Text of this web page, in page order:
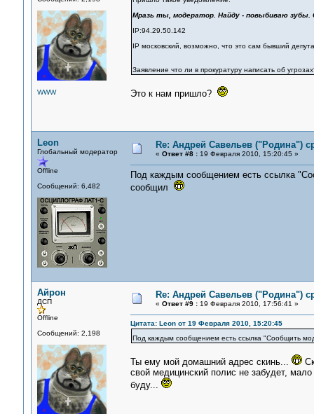
WWW
Мразь ты, модератор. Найду - повыбиваю зубы.
IP:94.29.50.142
IP московский, возможно, что это сам бывший
Заявление что ли в прокуратуру написать об
Это к нам пришло?
Leon
Глобальный модератор
Offline
Сообщений: 6,482
Re: Андрей Савельев ("Родина")
« Ответ #8 :19 Февраля 2010, 15:20:45 »
Под каждым сообщением есть ссылка
сообщил
Айрон
ДСП
Offline
Сообщений: 2,198
Re: Андрей Савельев ("Родина")
« Ответ #9 :19 Февраля 2010, 17:56:41 »
Цитата: Leon от 19 Февраля 2010, 15:20:45
Под каждым сообщением есть ссылка "Сообщить
Ты ему мой домашний адрес скинь...
свой медицинский полис не забудет,
буду...